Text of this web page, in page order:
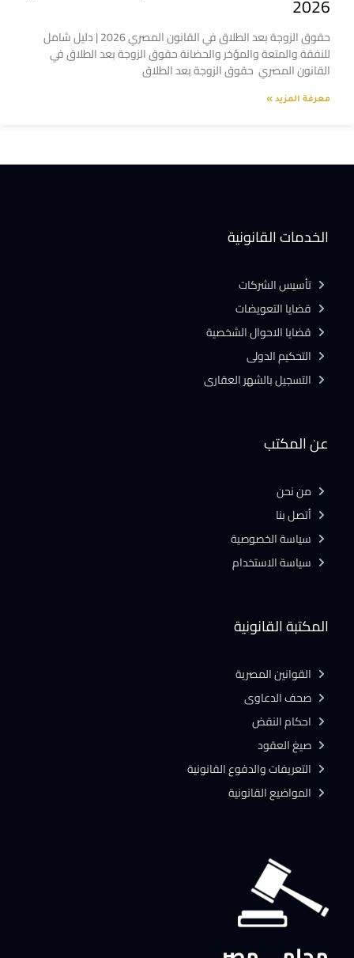
2026
حقوق الزوجة بعد الطلاق في القانون المصري 2026 | دليل شامل
للنفقة والمتعة والمؤخر والحضانة حقوق الزوجة بعد الطلاق في
القانون المصري حقوق الزوجة بعد الطلاق
معرفة المزيد »
المكتبة القانونية
القوانين المصرية
صحف الدعاوى
احكام النقض
صيغ العقود
التعريفات والدفوع القانونية
المواضيع القانونية
عن المكتب
من نحن
أتصل بنا
سياسة الخصوصية
سياسة الاستخدام
الخدمات القانونية
تأسيس الشركات
قضايا التعويضات
قضايا الاحوال الشخصية
التحكيم الدولى
التسجيل بالشهر العقارى